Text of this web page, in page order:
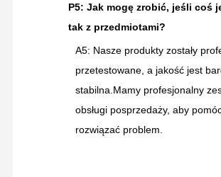
P5: Jak mogę zrobić, jeśli coś
tak z przedmiotami?
A5: Nasze produkty zostały
przetestowane, a jakość jest
stabilna.Mamy profesjonalny
obsługi posprzedaży, aby
rozwiązać problem.